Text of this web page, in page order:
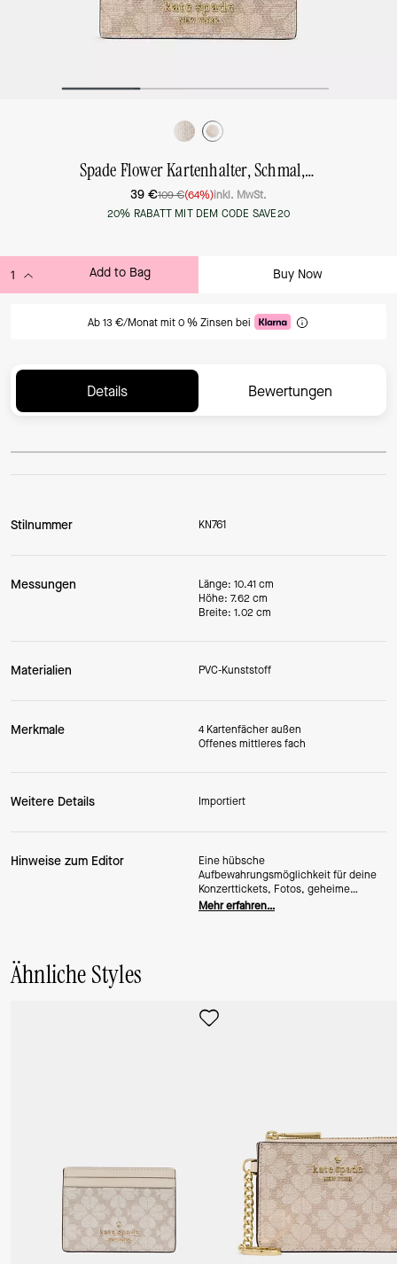
Spade Flower Kartenhalter, Schmal, Klein
39 €109 €(64%)inkl. MwSt.
20% RABATT MIT DEM CODE SAVE20
Add to Bag Buy Now
Ab 13 €/Monat mit 0 % Zinsen bei
Details Bewertungen
Stilnummer KN761
Messungen
Länge: 10.41 cm
Höhe: 7.62 cm
Breite: 1.02 cm
Materialien PVC-Kunststoff
Merkmale
4 Kartenfächer außen
Offenes mittleres fach
Weitere Details Importiert
Hinweise zum Editor
Eine hübsche
Aufbewahrungsmöglichkeit für deine
Konzerttickets, Fotos, geheime
Liebesbotschaften … ach ja, und
Mehr erfahren…
Ähnliche Styles